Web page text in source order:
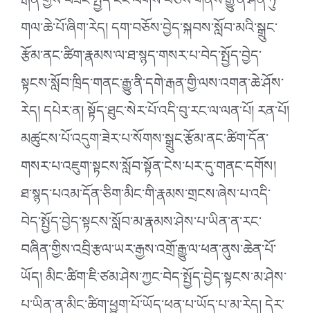
གལ་ཆེ་པོ་ཞིག་རེད། དག་བཅོས་བྱེད་སྐབས་སློབ་མའི་སྒྲུང་
རྩོམ་ནང་ཚིག་རྣམས་ལ་ཐ་སྙད་གསར་པ་བེད་སྤྱོད་བྱེད་
སྟངས་སློབ་ཁྲིད་གནང་རྒྱུ་ནི་དགེ་རྒན་གྱི་ལས་འགན་ཆེ་ཤོས་
རེད། དཔེར་ན། སྟོད་ཐུང་སེར་པོ་འདི་བུ་རང་ལ་ལན་པོ། རན་པོ།
མཚུངས་པོ་འདུག་ཟེར་པ་སོགས་སྒྲུང་རྩོམ་ནང་ཚིག་དོན་
གསར་པ་འཇུག་སྟངས་སློབ་སྟོན་ངེས་པར་དུ་གནང་དགོས།
ཐ་སྙད་པའམ་དོན་ཅིག་མིང་གི་རྣམས་གྲངས་ཞེས་པ་འདི་
བེད་སྤྱོད་བྱེད་སྟངས་སློབ་མ་རྣམས་ཤེས་པ་ཡིན་ན་རང་
བཞིན་གྱིས་འབྲི་རྩལ་ཡར་རྒྱས་འགྲོ་རྒྱུ་ལ་ཕན་ནུས་ཆེན་པོ་
ཡོད། མིང་ཚིག་ཇི་ཙམ་ཤེས་ཀྱང་བེད་སྤྱོད་བྱེད་སྟངས་མ་ཤེས་